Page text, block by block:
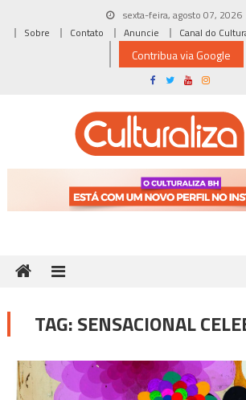
sexta-feira, agosto 07, 2026
Sobre
Contato Anuncie Canal do
Contribua via Google
TAG:SENSACIONAL